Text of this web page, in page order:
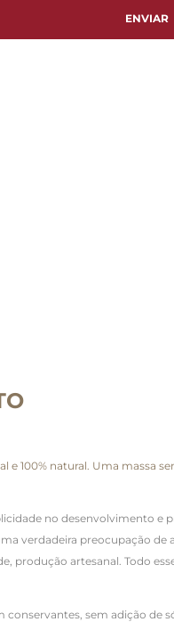
ENVIAR
100% natural. Uma massa
no desenvolvimento e
verdadeira preocupação
produção artesanal. Todo
sem adição de